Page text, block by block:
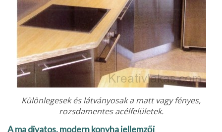
Különlegesek és látványosak a matt vagy fényes,
rozsdamentes acélfelületek.
A ma divatos, modern konyha jellemzői